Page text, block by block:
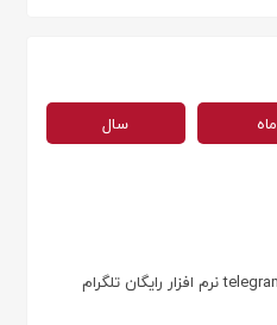
ماه سال
دانلود telegram Desktop 6.5.1 نرم افزار رایگان تلگرام